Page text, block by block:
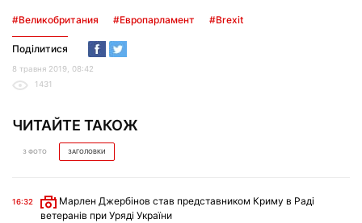
#Великобритания #Европарламент #Brexit
Поділитися
8 травня 2019, 08:42
1431
ЧИТАЙТЕ ТАКОЖ
З ФОТО ЗАГОЛОВКИ
16:32
Марлен Джербінов став представником Криму в Раді
ветеранів при Уряді України